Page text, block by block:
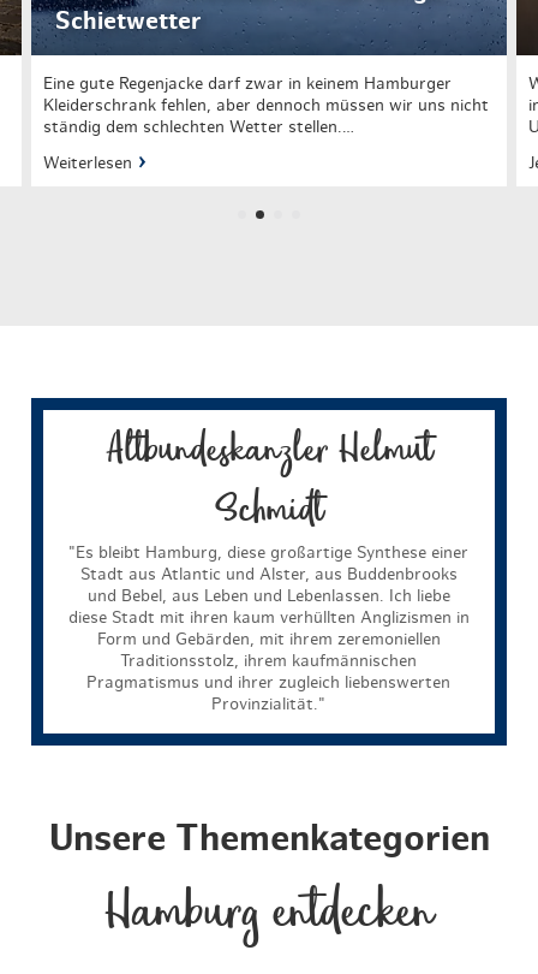
Schietwetter
Eine gute Regenjacke darf zwar in keinem Hamburger
Kleiderschrank fehlen, aber dennoch müssen wir uns nicht
ständig dem schlechten Wetter stellen.…
Weiterlesen
Altbundeskanzler Helmut
Schmidt
"Es bleibt Hamburg, diese großartige Synthese einer
Stadt aus Atlantic und Alster, aus Buddenbrooks
und Bebel, aus Leben und Lebenlassen. Ich liebe
diese Stadt mit ihren kaum verhüllten Anglizismen in
Form und Gebärden, mit ihrem zeremoniellen
Traditionsstolz, ihrem kaufmännischen
Pragmatismus und ihrer zugleich liebenswerten
Provinzialität."
Unsere Themenkategorien
Hamburg entdecken